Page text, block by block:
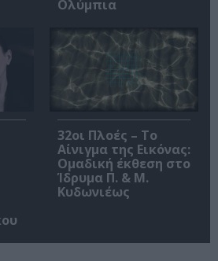
Ολύμπια
32οι Πλοές – Το
Αίνιγμα της Εικόνας:
Ομαδική έκθεση στο
Ίδρυμα Π. & Μ.
Κυδωνιέως